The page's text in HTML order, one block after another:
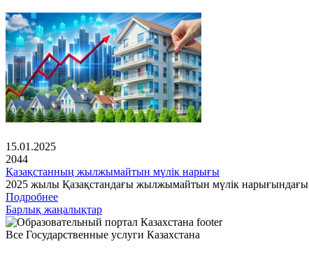
15.01.2025
2044
Қазақстанның жылжымайтын мүлік нарығы
2025 жылы Қазақстандағы жылжымайтын мүлік нарығындағы
Подробнее
Барлық жаңалықтар
Все Государственные услуги Казахстана